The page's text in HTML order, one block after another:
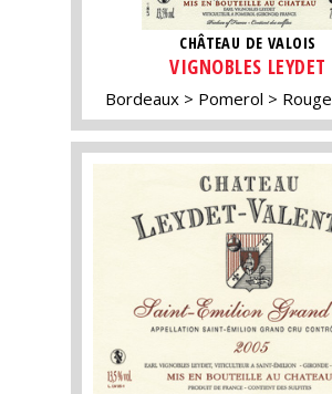
CHÂTEAU DE VALOIS
VIGNOBLES LEYDET
Bordeaux Pomerol Rouge